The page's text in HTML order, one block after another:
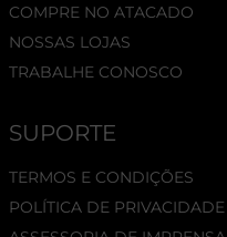
COMPRE NO ATACADO
NOSSAS LOJAS
TRABALHE CONOSCO
SUPORTE
TERMOS E CONDIÇÕES
POLÍTICA DE PRIVACIDADE